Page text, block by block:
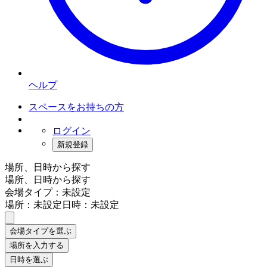
ヘルプ
スペースをお持ちの方
ログイン
新規登録
場所、日時から探す
場所、日時から探す
会場タイプ：未設定
場所：未設定日時：未設定
会場タイプを選ぶ
場所を入力する
日時を選ぶ